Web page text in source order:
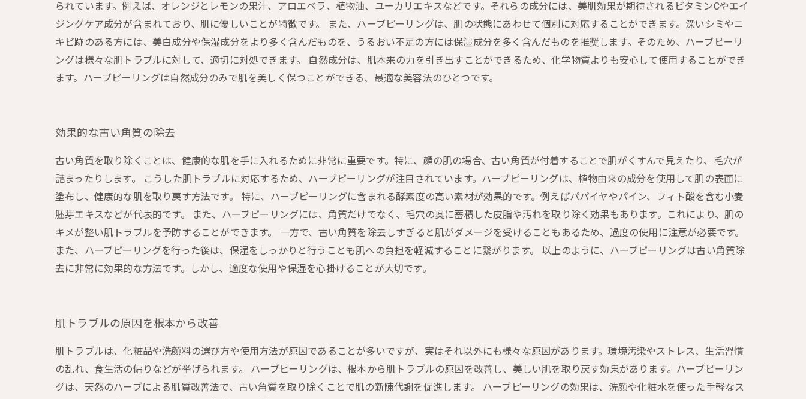
られています。例えば、オレンジとレモンの果汁、アロエベラ、植物油、ユーカリエキスなどです。それらの成分には、美肌効果が期待されるビタミンCやエイ
ジングケア成分が含まれており、肌に優しいことが特徴です。 また、ハーブピーリングは、肌の状態にあわせて個別に対応することができます。深いシミやニ
キビ跡のある方には、美白成分や保湿成分をより多く含んだものを、うるおい不足の方には保湿成分を多く含んだものを推奨します。そのため、ハーブピーリ
ングは様々な肌トラブルに対して、適切に対処できます。 自然成分は、肌本来の力を引き出すことができるため、化学物質よりも安心して使用することができ
ます。ハーブピーリングは自然成分のみで肌を美しく保つことができる、最適な美容法のひとつです。
効果的な古い角質の除去
古い角質を取り除くことは、健康的な肌を手に入れるために非常に重要です。特に、顔の肌の場合、古い角質が付着することで肌がくすんで見えたり、毛穴が
詰まったりします。 こうした肌トラブルに対応するため、ハーブピーリングが注目されています。ハーブピーリングは、植物由来の成分を使用して肌の表面に
塗布し、健康的な肌を取り戻す方法です。 特に、ハーブピーリングに含まれる酵素度の高い素材が効果的です。例えばパパイヤやパイン、フィト酸を含む小麦
胚芽エキスなどが代表的です。 また、ハーブピーリングには、角質だけでなく、毛穴の奥に蓄積した皮脂や汚れを取り除く効果もあります。これにより、肌の
キメが整い肌トラブルを予防することができます。 一方で、古い角質を除去しすぎると肌がダメージを受けることもあるため、過度の使用に注意が必要です。
また、ハーブピーリングを行った後は、保湿をしっかりと行うことも肌への負担を軽減することに繋がります。 以上のように、ハーブピーリングは古い角質除
去に非常に効果的な方法です。しかし、適度な使用や保湿を心掛けることが大切です。
肌トラブルの原因を根本から改善
肌トラブルは、化粧品や洗顔料の選び方や使用方法が原因であることが多いですが、実はそれ以外にも様々な原因があります。環境汚染やストレス、生活習慣
の乱れ、食生活の偏りなどが挙げられます。 ハーブピーリングは、根本から肌トラブルの原因を改善し、美しい肌を取り戻す効果があります。ハーブピーリン
グは、天然のハーブによる肌質改善法で、古い角質を取り除くことで肌の新陳代謝を促進します。 ハーブピーリングの効果は、洗顔や化粧水を使った手軽なス